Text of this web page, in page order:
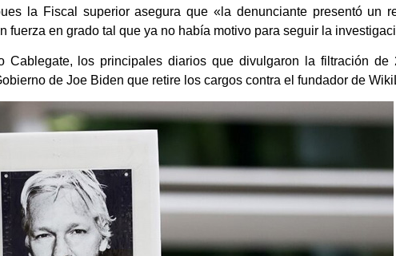
la Fiscal superior asegura que «la denunciante presentó un
fuerza en grado tal que ya no había motivo para seguir la
los principales diarios que divulgaron la filtración de
de Joe Biden que retire los cargos contra el fundador de